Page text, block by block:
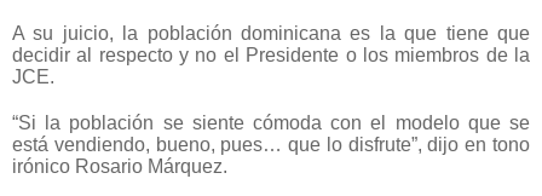
A su juicio, la población dominicana es la que tiene que
decidir al respecto y no el Presidente o los miembros de la
JCE.
“Si la población se siente cómoda con el modelo que se
está vendiendo, bueno, pues… que lo disfrute”, dijo en tono
irónico Rosario Márquez.